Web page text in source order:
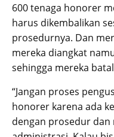
600 tenaga honorer
harus dikembalikan
prosedurnya. Dan
mereka diangkat
sehingga mereka
“Jangan proses
honorer karena ada
dengan prosedur dan